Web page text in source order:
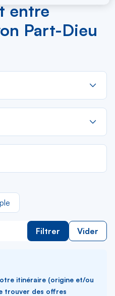
entre
Part-Dieu
Filtrer Vider
itinéraire (origine et/ou
trouver des offres